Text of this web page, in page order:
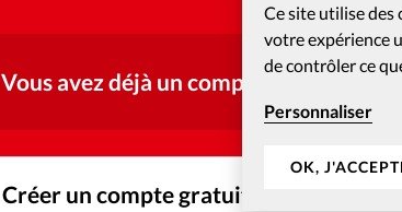
Ce site utilise des
votre expérience
de contrôler ce
Personnaliser
OK,
Vous avez déjà un compte ?
Créer un compte gratuitement